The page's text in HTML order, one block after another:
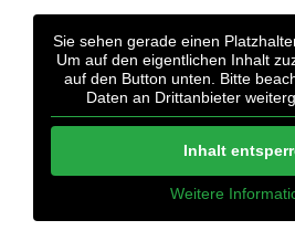
Sie sehen gerade einen
Um auf den eigentlichen Inhalt
auf den Button unten. Bitte
Daten an Drittanbieter
Inhalt
Weitere